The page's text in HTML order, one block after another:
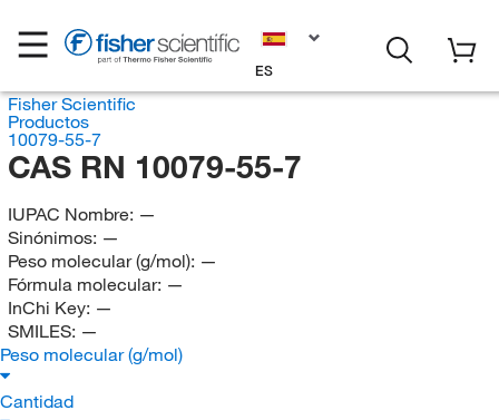
ES
Fisher Scientific
Productos
10079-55-7
CAS RN 10079-55-7
IUPAC Nombre: —
Sinónimos: —
Peso molecular (g/mol): —
Fórmula molecular: —
InChi Key: —
SMILES: —
Peso molecular (g/mol)
Cantidad